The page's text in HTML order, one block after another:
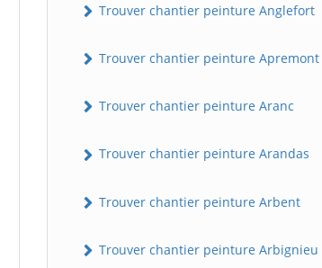
Trouver chantier peinture Anglefort
Trouver chantier peinture Apremont
Trouver chantier peinture Aranc
Trouver chantier peinture Arandas
Trouver chantier peinture Arbent
Trouver chantier peinture Arbignieu